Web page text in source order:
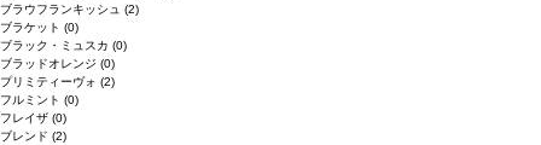
ブラウフランキッシュ (2)
ブラケット (0)
ブラック・ミュスカ (0)
ブラッドオレンジ (0)
プリミティーヴォ (2)
フルミント (0)
フレイザ (0)
ブレンド (2)